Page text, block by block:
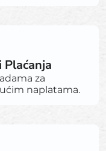
za
naplatama.